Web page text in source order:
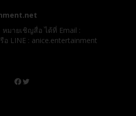
มายเชิญสื่อ ได้ที่ Email :
อ LINE : anice.entertainment
Facebook
Twitter